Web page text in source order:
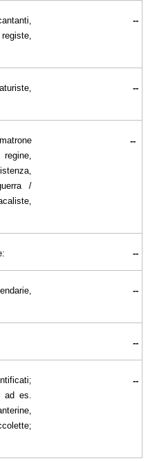
--
--
/
--
--
--
--
ad es.
--